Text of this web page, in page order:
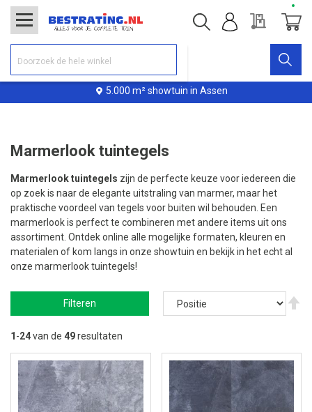
5.000 m² showtuin in Assen
Offerte
Marmerlook tuintegels
Marmerlook tuintegels zijn de perfecte keuze voor iedereen die
op zoek is naar de elegante uitstraling van marmer, maar het
praktische voordeel van tegels voor buiten wil behouden. Een
marmerlook is perfect te combineren met andere items uit ons
assortiment. Ontdek online alle mogelijke formaten, kleuren en
materialen of kom langs in onze showtuin en bekijk in het echt al
onze marmerlook tuintegels!
Filteren
1 -24van de 49resultaten